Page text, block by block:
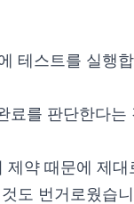
테스트를 실행
를 판단한다는
약 때문에 제대
도 번거로웠습